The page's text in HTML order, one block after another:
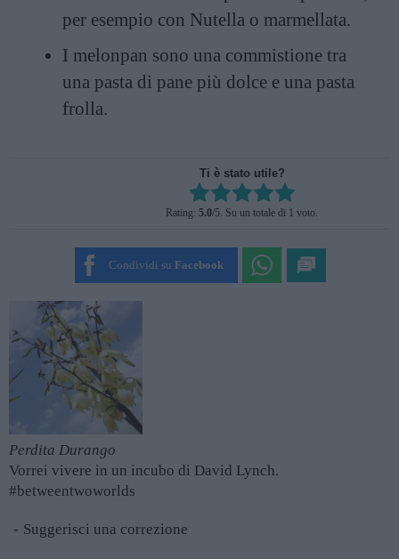
per esempio con Nutella o marmellata.
I melonpan sono una commistione tra
una pasta di pane più dolce e una pasta
frolla.
Ti è stato utile?
Rate this item:
SUBMIT RATING
Rating: 5.0/5. Su un totale di 1 voto.
Condividi su Facebook
Perdita Durango
Vorrei vivere in un incubo di David Lynch.
#betweentwoworlds
Suggerisci una correzione